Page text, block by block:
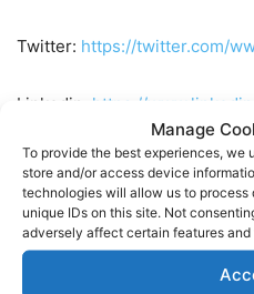
Manage
To provide the best experiences, we
store and/or access device
technologies will allow us to
unique IDs on this site. Not
adversely affect certain features and
Twitter: https://twitter.com/
Linkedin: https://
Instagram:https://
#paok #paokfans #παοκ